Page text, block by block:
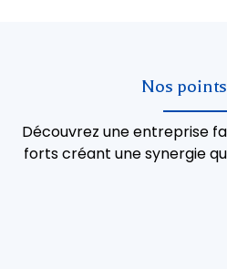
Nos
Découvrez une entreprise
forts créant une synergie